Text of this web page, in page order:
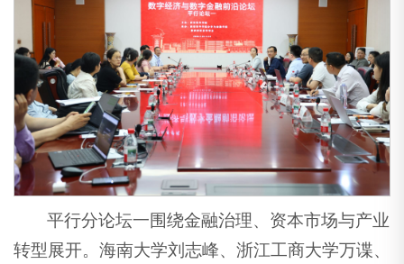
平行分论坛一围绕金融治理、资本市场与产业
转型展开。海南大学刘志峰、浙江工商大学万谍、